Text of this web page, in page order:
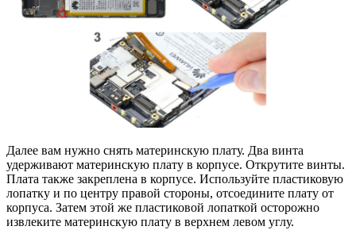
Далее вам нужно снять материнскую плату. Два винта
удерживают материнскую плату в корпусе. Открутите винты.
Плата также закреплена в корпусе. Используйте пластиковую
лопатку и по центру правой стороны, отсоедините плату от
корпуса. Затем этой же пластиковой лопаткой осторожно
извлеките материнскую плату в верхнем левом углу.